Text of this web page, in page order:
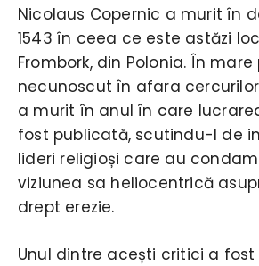
Nicolaus Copernic a murit în
1543 în ceea ce este astăzi
Frombork, din Polonia. În
necunoscut în afara
a murit în anul în care
fost publicată, scutindu-l de
lideri religioși care au
viziunea sa heliocentrică
drept erezie.
Unul dintre acești critici a fost